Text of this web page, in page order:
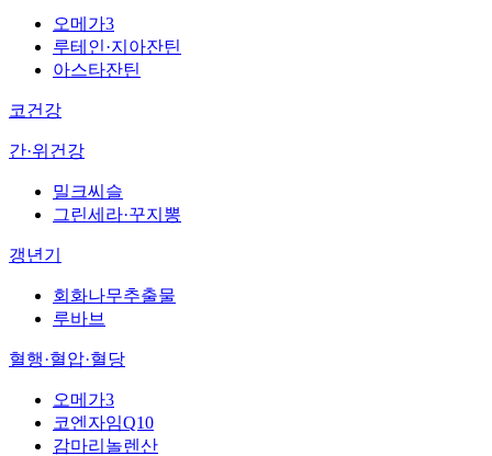
오메가3
루테인·지아잔틴
아스타잔틴
코건강
간·위건강
밀크씨슬
그린세라·꾸지뽕
갱년기
회화나무추출물
루바브
혈행·혈압·혈당
오메가3
코엔자임Q10
감마리놀렌산